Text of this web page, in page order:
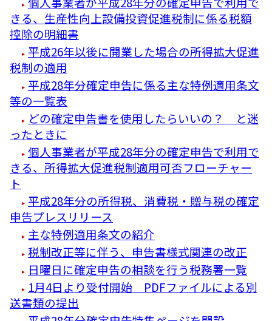
きる、生産性向上設備投資促進税制に係る税額
控除の明細書
平成26年以後に開業した場合の所得拡大促進
税制の適用
平成28年分確定申告に係る主な特例適用条文
等の一覧表
どの確定申告書を使用したらいいの？ と迷
ったときに
個人事業者が平成28年分の確定申告で利用で
きる、所得拡大促進税制適用可否フローチャー
ト
平成28年分の所得税、消費税・贈与税の確定
申告プレスリリース
主な特例適用条文の紹介
税制改正等に伴う、申告書様式関連の改正
日曜日に確定申告の相談を行う税務署一覧
1月4日より受付開始 PDFファイルによる別
送書類の提出